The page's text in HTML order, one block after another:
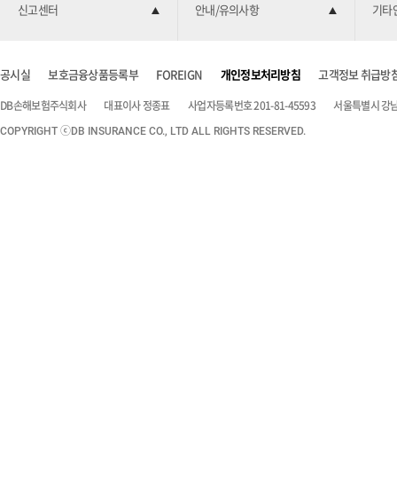
신고센터 안내/유의사항 기타
공시실 보호금융상품등록부 FOREIGN 개인정보처리방침 고객정보 취급방
DB손해보험주식회사 대표이사 정종표 사업자등록번호 201-81-45593 서울특별시 강
COPYRIGHT ⓒDB INSURANCE CO., LTD ALL RIGHTS RESERVED.